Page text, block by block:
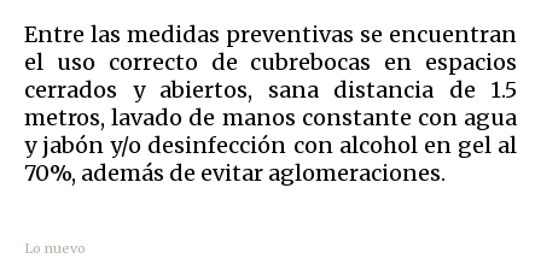
Entre las medidas preventivas se encuentran
el uso correcto de cubrebocas en espacios
cerrados y abiertos, sana distancia de 1.5
metros, lavado de manos constante con agua
y jabón y/o desinfección con alcohol en gel al
70%, además de evitar aglomeraciones.
Lo nuevo